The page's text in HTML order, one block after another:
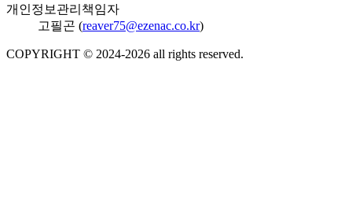
개인정보관리책임자
고필곤 (reaver75@ezenac.co.kr)
COPYRIGHT © 2024-2026 all rights reserved.